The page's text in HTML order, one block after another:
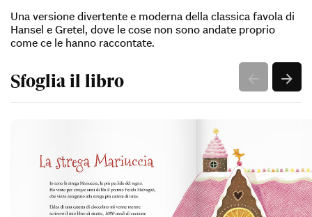
Una versione divertente e moderna della classica favola di
Hansel e Gretel, dove le cose non sono andate proprio
come ce le hanno raccontate.
Sfoglia il libro